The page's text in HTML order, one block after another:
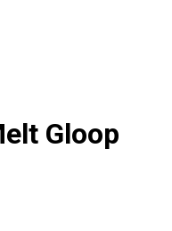
Gloop